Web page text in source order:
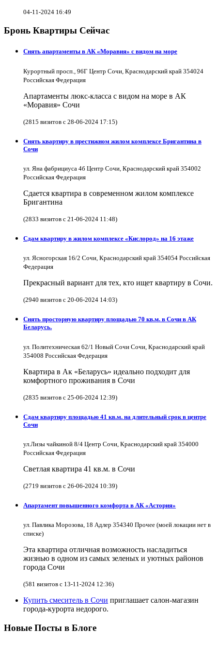
04-11-2024 16:49
Бронь Квартиры Сейчас
Снять апартаменты в АК «Моравия» с видом на море
Курортный просп., 96Г Центр Сочи, Краснодарский край 354024
Российская Федерация
Апартаменты люкс-класса с видом на море в АК
«Моравия» Сочи
(2815 визитов с 28-06-2024 17:15)
Снять квартиру в престижном жилом комплексе Бригантина в
Сочи
ул. Яна фабрициуса 4б Центр Сочи, Краснодарский край 354002
Российская Федерация
Сдается квартира в современном жилом комплексе
Бригантина
(2833 визитов с 21-06-2024 11:48)
Сдам квартиру в жилом комплексе «Кислород» на 16 этаже
ул. Ясногорская 16/2 Сочи, Краснодарский край 354054 Российская
Федерация
Прекрасный вариант для тех, кто ищет квартиру в Сочи.
(2940 визитов с 20-06-2024 14:03)
Снять просторную квартиру площадью 70 кв.м. в Сочи в АК
Беларусь.
ул. Политехническая 62/1 Новый Сочи Сочи, Краснодарский край
354008 Российская Федерация
Квартира в Ак «Беларусь» идеально подходит для
комфортного проживания в Сочи
(2835 визитов с 25-06-2024 12:39)
Сдам квартиру площадью 41 кв.м. на длительный срок в центре
Сочи
ул.Лизы чайкиной 8/4 Центр Сочи, Краснодарский край 354000
Российская Федерация
Светлая квартира 41 кв.м. в Сочи
(2719 визитов с 26-06-2024 10:39)
Апартамент повышенного комфорта в АК «Астория»
ул. Павлика Морозова, 18 Адлер 354340 Прочее (моей локации нет в
списке)
Эта квартира отличная возможность насладиться
жизнью в одном из самых зеленых и уютных районов
города Сочи
(581 визитов с 13-11-2024 12:36)
Купить смеситель в Сочи приглашает салон-магазин
города-курорта недорого.
Новые Посты в Блоге